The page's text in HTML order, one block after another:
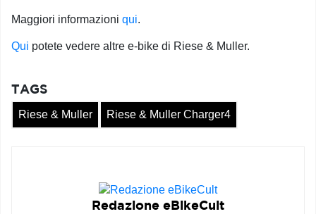
Maggiori informazioni qui.
Qui potete vedere altre e-bike di Riese & Muller.
TAGS
Riese & Muller Riese & Muller Charger4
Redazione eBikeCult